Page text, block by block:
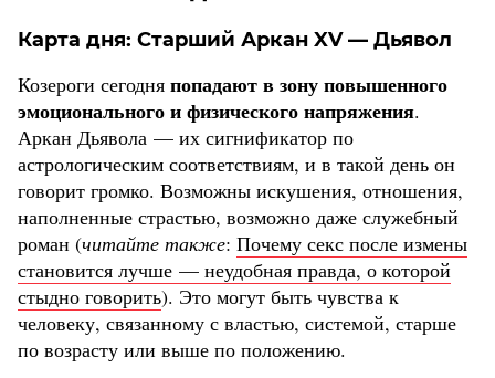
Карта дня: Старший Аркан XV — Дьявол
Козероги сегодня попадают в зону повышенного
эмоционального и физического напряжения.
Аркан Дьявола — их сигнификатор по
астрологическим соответствиям, и в такой день он
говорит громко. Возможны искушения, отношения,
наполненные страстью, возможно даже служебный
роман (читайте также: Почему секс после измены
становится лучше — неудобная правда, о которой
стыдно говорить). Это могут быть чувства к
человеку, связанному с властью, системой, старше
по возрасту или выше по положению.